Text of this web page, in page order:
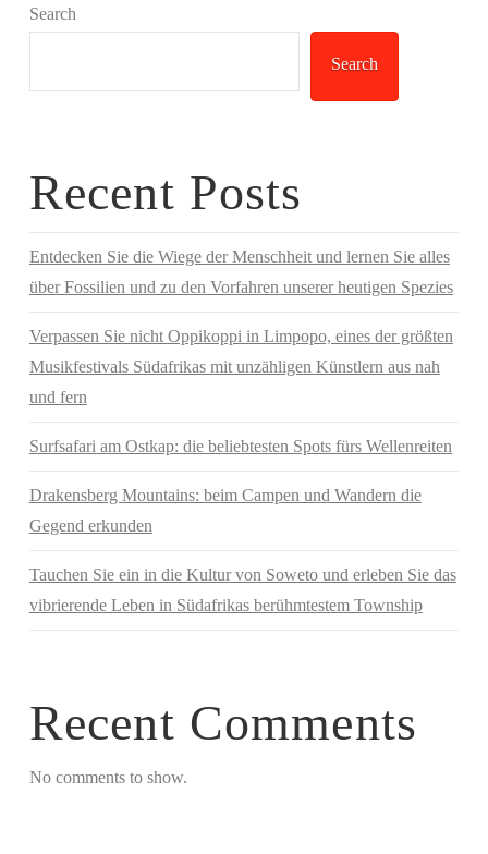
Search
Search
Recent Posts
Entdecken Sie die Wiege der Menschheit und lernen Sie alles
über Fossilien und zu den Vorfahren unserer heutigen Spezies
Verpassen Sie nicht Oppikoppi in Limpopo, eines der größten
Musikfestivals Südafrikas mit unzähligen Künstlern aus nah
und fern
Surfsafari am Ostkap: die beliebtesten Spots fürs Wellenreiten
Drakensberg Mountains: beim Campen und Wandern die
Gegend erkunden
Tauchen Sie ein in die Kultur von Soweto und erleben Sie das
vibrierende Leben in Südafrikas berühmtestem Township
Recent Comments
No comments to show.